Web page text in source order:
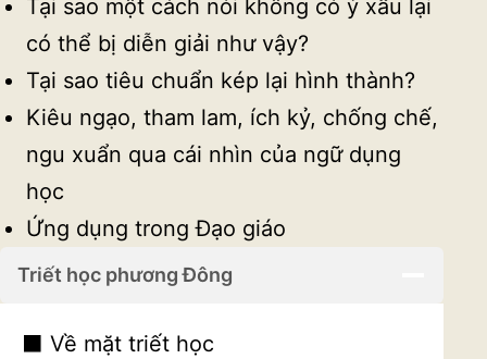
Tại sao một cách nói không có ý xấu lại
có thể bị diễn giải như vậy?
Tại sao tiêu chuẩn kép lại hình thành?
Kiêu ngạo, tham lam, ích kỷ, chống chế,
ngu xuẩn qua cái nhìn của ngữ dụng
học
Ứng dụng trong Đạo giáo
Triết học phương Đông
⬛ Về mặt triết học